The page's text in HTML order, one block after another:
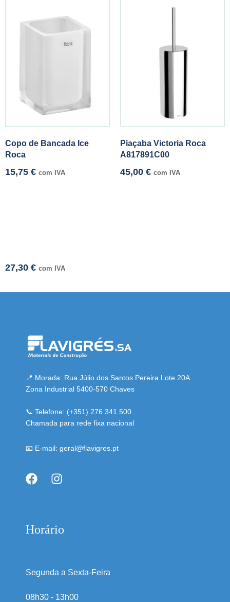
Copo de Bancada Ice
Roca
15,75 € com IVA
Piaçaba Victoria Roca
A817891C00
45,00 € com IVA
27,30 € com IVA
📍 Morada: Rua Júlio dos Santos Pereira Lote 20A
Zona Industrial 5400-570 Chaves
📞 Telefone: (+351) 276 341 500
Chamada para rede fixa nacional
📧 E-mail: geral@flavigres.pt
Horário
Segunda a Sexta-Feira
08h30 - 13h00